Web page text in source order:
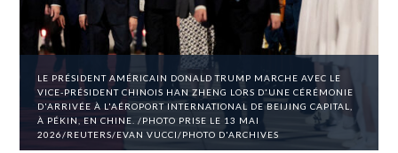
LE PRÉSIDENT AMÉRICAIN DONALD TRUMP MARCHE AVEC LE
VICE-PRÉSIDENT CHINOIS HAN ZHENG LORS D'UNE CÉRÉMONIE
D'ARRIVÉE À L'AÉROPORT INTERNATIONAL DE BEIJING CAPITAL,
À PÉKIN, EN CHINE. /PHOTO PRISE LE 13 MAI
2026/REUTERS/EVAN VUCCI/PHOTO D'ARCHIVES